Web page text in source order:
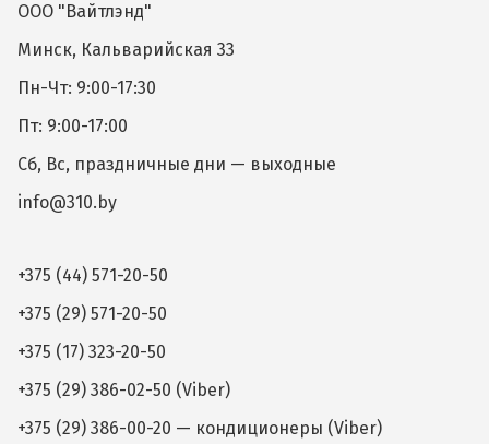
ООО "Вайтлэнд"
Минск, Кальварийская 33
Пн-Чт: 9:00-17:30
Пт: 9:00-17:00
Сб, Вс, праздничные дни — выходные
info@310.by
+375 (44) 571-20-50
+375 (29) 571-20-50
+375 (17) 323-20-50
+375 (29) 386-02-50 (Viber)
+375 (29) 386-00-20 — кондиционеры (Viber)